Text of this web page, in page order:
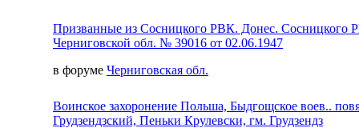
Призванные из Сосницкого РВК. Донес. Сосницкого
Черниговской обл. № 39016 от 02.06.1947
в форуме Черниговская обл.
Воинское захоронение Польша, Быдгощское воев..
Грудзендзский, Пеньки Крулевски, гм. Грудзендз